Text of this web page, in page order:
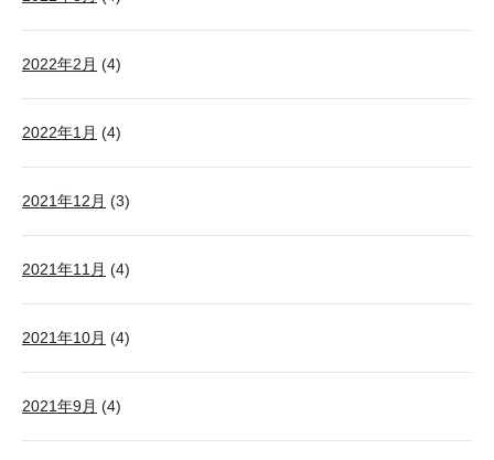
2022年2月 (4)
2022年1月 (4)
2021年12月 (3)
2021年11月 (4)
2021年10月 (4)
2021年9月 (4)